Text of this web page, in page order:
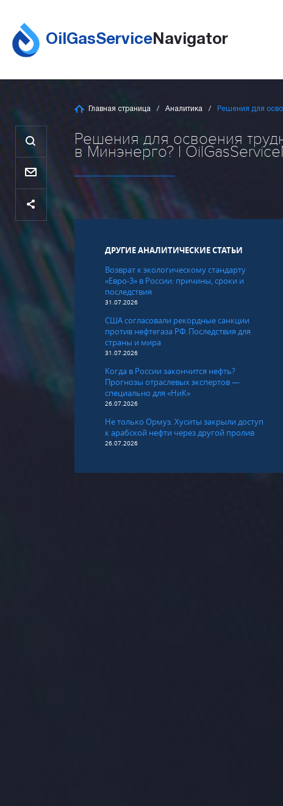
OilGasService Navigator
Главная страница Аналитика Решения для
Решения для освоения
в Минэнерго? |
ДРУГИЕ АНАЛИТИЧЕСКИЕ СТАТЬИ
Возврат к экологическому стандарту
«Евро-3» в России: причины, сроки и
последствия
31.07.2026
США согласовали рекордные санкции
против нефтегаза РФ. Последствия для
страны и мира
31.07.2026
Когда в России закончится нефть?
Прогнозы отраслевых экспертов —
специально для «НиК»
26.07.2026
Не только Ормуз. Хуситы закрыли доступ
к арабской нефти через другой пролив
26.07.2026